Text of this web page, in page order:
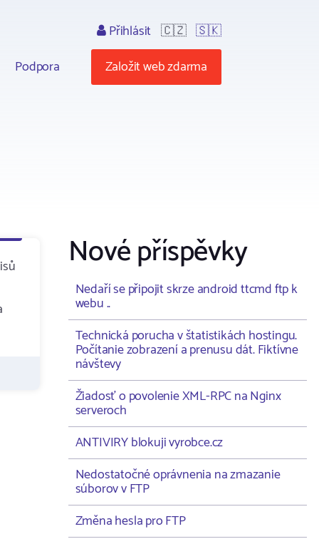
Podpora
Přihlásit 🇨🇿 🇸🇰
Založit web zdarma
Nové příspěvky
Nedaří se připojit skrze android ttcmd ftp k
webu ..
Technická porucha v štatistikách hostingu.
Počítanie zobrazení a prenusu dát. Fiktívne
návštevy
Žiadosť o povolenie XML-RPC na Nginx
serveroch
ANTIVIRY blokuji vyrobce.cz
Nedostatočné oprávnenia na zmazanie
súborov v FTP
Změna hesla pro FTP